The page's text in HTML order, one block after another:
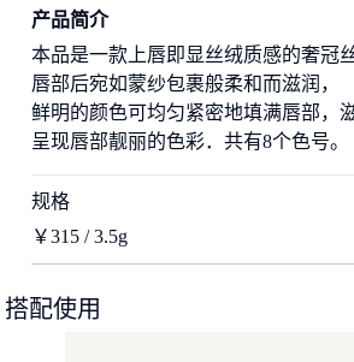
产品简介
本品是一款上唇即显丝绒质感的奢冠
唇部后宛如蒙纱包裹般柔和而滋润，
鲜明的颜色可均匀紧密地填满唇部，
呈现唇部靓丽的色彩．共有8个色号。
规格
￥315 / 3.5g
搭配使用